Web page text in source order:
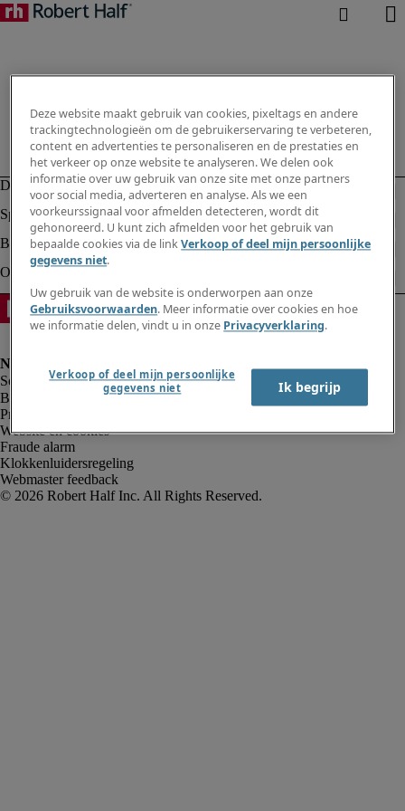
Bedrijfsinformatie
Privacyverklaring
Website en cookies
Fraude alarm
Klokkenluidersregeling
Webmaster feedback
Deze website maakt gebruik van cookies, pixeltags en andere
trackingtechnologieën om de gebruikerservaring te verbeteren,
content en advertenties te personaliseren en de prestaties en
het verkeer op onze website te analyseren. We delen ook
informatie over uw gebruik van onze site met onze partners
voor social media, adverteren en analyse. Als we een
voorkeurssignaal voor afmelden detecteren, wordt dit
gehonoreerd. U kunt zich afmelden voor het gebruik van
bepaalde cookies via de linkVerkoop of deel mijn persoonlijke
gegevens niet.
Uw gebruik van de website is onderworpen aan onze
Gebruiksvoorwaarden. Meer informatie over cookies en hoe
we informatie delen, vindt u in onze Privacyverklaring.
Verkoop of deel mijn persoonlijke
gegevens niet
Ik begrijp